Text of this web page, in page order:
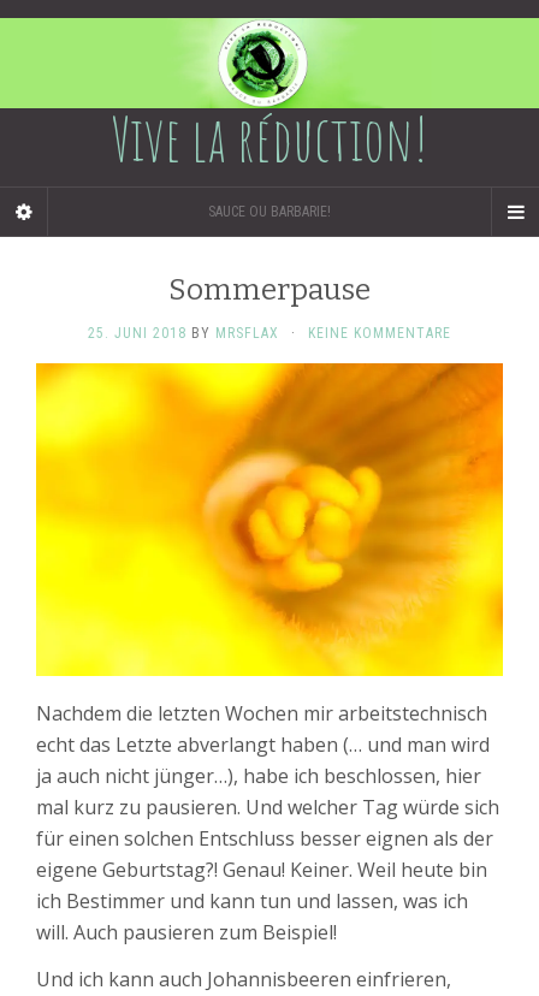
Vive la réduction!
SAUCE OU BARBARIE!
Sommerpause
25. JUNI 2018 BY MRSFLAX · KEINE KOMMENTARE
Nachdem die letzten Wochen mir arbeitstechnisch
echt das Letzte abverlangt haben (… und man wird
ja auch nicht jünger…), habe ich beschlossen, hier
mal kurz zu pausieren. Und welcher Tag würde sich
für einen solchen Entschluss besser eignen als der
eigene Geburtstag?! Genau! Keiner. Weil heute bin
ich Bestimmer und kann tun und lassen, was ich
will. Auch pausieren zum Beispiel!
Und ich kann auch Johannisbeeren einfrieren,